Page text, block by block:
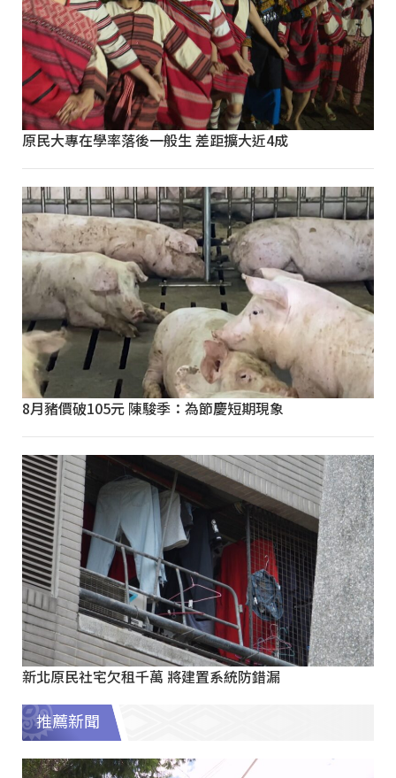
原民大專在學率落後一般生 差距擴大近4成
8月豬價破105元 陳駿季：為節慶短期現象
新北原民社宅欠租千萬 將建置系統防錯漏
推薦新聞